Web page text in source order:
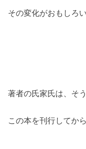
その変化がおもしろい
著者の氏家氏は、そ
この本を刊行してか